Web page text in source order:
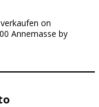
on
Annemasse by